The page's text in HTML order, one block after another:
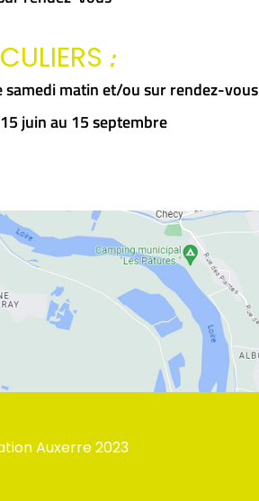
:
samedi matin et/ou sur rendez-vous
juin au 15 septembre
Auxerre2023